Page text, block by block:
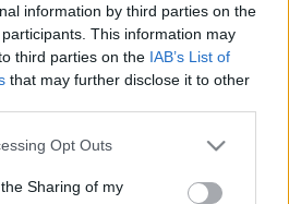
information by third parties on the
participants. This information may
third parties on the IAB’s List of
that may further disclose it to other
app uses one or more Google
usage behaviour. You may click to
Opt Outs
Sharing of my
"Megáldalak,
nevedet, és áldás